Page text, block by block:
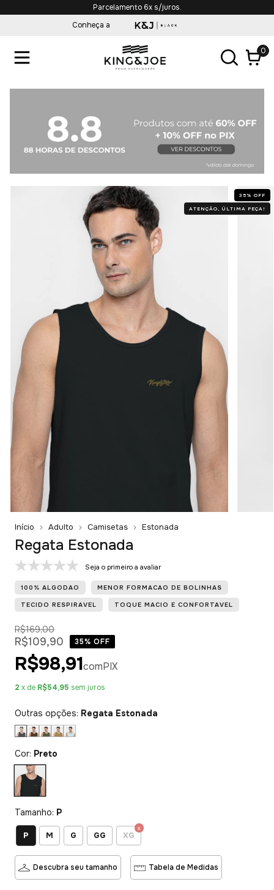
Parcelamento 6x s/juros.
Conheça a
0
35 % OFF
ATENÇÃO, ÚLTIMA PEÇA!
Início Adulto Camisetas Estonada
Regata Estonada
Seja o primeiro a avaliar
100% ALGODAO MENOR FORMACAO DE BOLINHAS
TECIDO RESPIRAVEL TOQUE MACIO E CONFORTAVEL
R$169,00
R$109,90 35% OFF
R$98,91comPIX
2 x de R$54,95 sem juros
Outras opções: Regata Estonada
Cor: Preto
Tamanho: P
P M G GG XG
Descubra seu tamanho Tabela de Medidas